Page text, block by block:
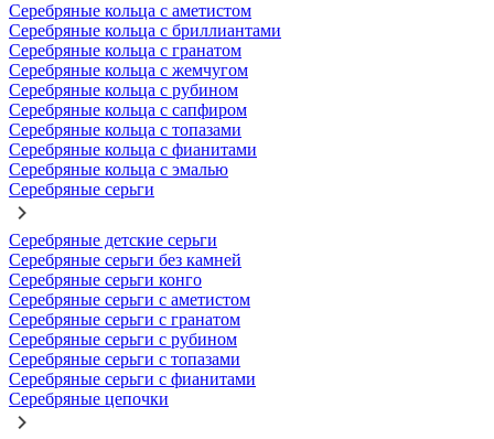
Серебряные кольца с аметистом
Серебряные кольца с бриллиантами
Серебряные кольца с гранатом
Серебряные кольца с жемчугом
Серебряные кольца с рубином
Серебряные кольца с сапфиром
Серебряные кольца с топазами
Серебряные кольца с фианитами
Серебряные кольца с эмалью
Серебряные серьги
Серебряные детские серьги
Серебряные серьги без камней
Серебряные серьги конго
Серебряные серьги с аметистом
Серебряные серьги с гранатом
Серебряные серьги с рубином
Серебряные серьги с топазами
Серебряные серьги с фианитами
Серебряные цепочки